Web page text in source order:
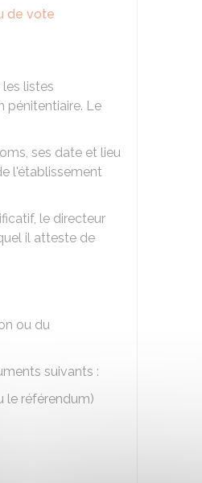
de vote
listes
pénitentiaire. Le
ses date et lieu
l'établissement
le directeur
il atteste de
ou du
suivants :
le référendum)